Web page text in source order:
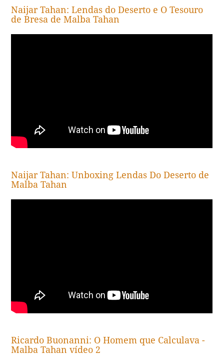
Naijar Tahan: Lendas do Deserto e O Tesouro
de Bresa de Malba Tahan
Naijar Tahan: Unboxing Lendas Do Deserto de
Malba Tahan
Ricardo Buonanni: O Homem que Calculava -
Malba Tahan vídeo 2